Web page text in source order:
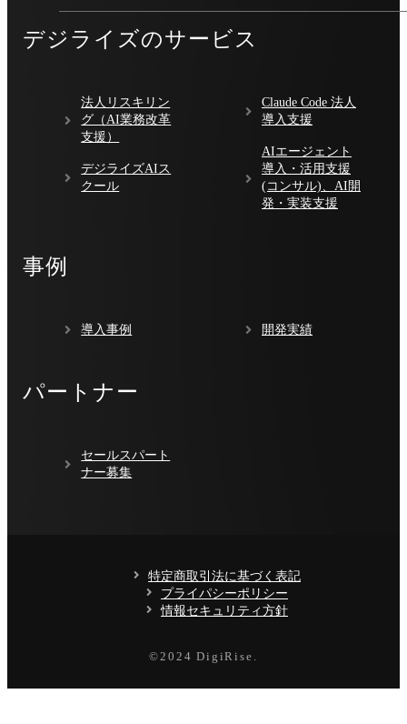
デジライズのサービス
法人リスキリン
グ（AI業務改革
支援）
デジライズAIス
クール
Claude Code 法人
導入支援
AIエージェント
導入・活用支援
(コンサル)、AI開
発・実装支援
事例
導入事例 開発実績
パートナー
セールスパート
ナー募集
©️2024 DigiRise.
特定商取引法に基づく表記
プライパシーポリシー
情報セキュリティ方針